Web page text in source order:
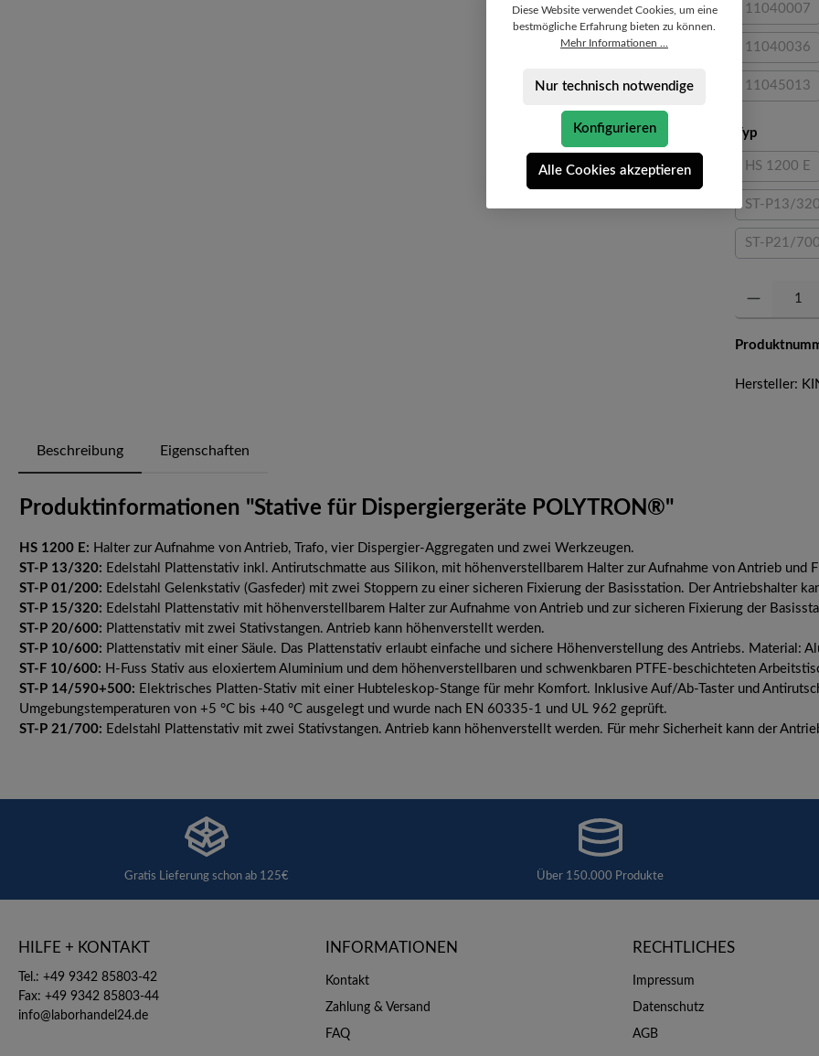
11040007
(Diese
11040036
(Diese
11045013
(Diese
Typ
HS 1200 E
(Diese
ST-P13/320
(Diese
ST-P21/700
(Diese
Produkt Anzahl:
Hersteller:
Beschreibung Eigenschaften
Produktinformationen "Stative für Dispergiergeräte POLYTRON®"
HS 1200 E: Halter zur Aufnahme von Antrieb, Trafo, vier Dispergier-Aggregaten und zwei Werkzeugen.
ST-P 13/320: Edelstahl Plattenstativ inkl. Antirutschmatte aus Silikon, mit höhenverstellbarem Halter zur Aufnahme von Antrieb und
ST-P 01/200: Edelstahl Gelenkstativ (Gasfeder) mit zwei Stoppern zu einer sicheren Fixierung der Basisstation. Der Antriebshalter
ST-P 15/320: Edelstahl Plattenstativ mit höhenverstellbarem Halter zur Aufnahme von Antrieb und zur sicheren Fixierung der
ST-P 20/600: Plattenstativ mit zwei Stativstangen. Antrieb kann höhenverstellt werden.
ST-P 10/600: Plattenstativ mit einer Säule. Das Plattenstativ erlaubt einfache und sichere Höhenverstellung des Antriebs. Material:
ST-F 10/600: H-Fuss Stativ aus eloxiertem Aluminium und dem höhenverstellbaren und schwenkbaren PTFE-beschichteten
ST-P 14/590+500: Elektrisches Platten-Stativ mit einer Hubteleskop-Stange für mehr Komfort. Inklusive Auf/Ab-Taster und
Umgebungstemperaturen von +5 °C bis +40 °C ausgelegt und wurde nach EN 60335-1 und UL 962 geprüft.
ST-P 21/700: Edelstahl Plattenstativ mit zwei Stativstangen. Antrieb kann höhenverstellt werden. Für mehr Sicherheit kann der
Gratis Lieferung schon ab 125€ Über 150.000 Produkte
HILFE + KONTAKT
Tel.: +49 9342 85803-42
Fax: +49 9342 85803-44
info@laborhandel24.de
INFORMATIONEN
Kontakt
Zahlung & Versand
FAQ
RECHTLICHES
Impressum
Datenschutz
AGB
Diese Website verwendet Cookies, um eine
bestmögliche Erfahrung bieten zu können.
Mehr Informationen ...
Nur technisch notwendige
Konfigurieren
Alle Cookies akzeptieren